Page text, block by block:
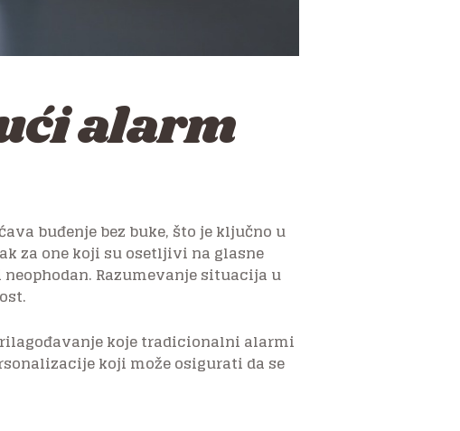
alarm
buđenje bez buke, što je ključno u
za one koji su osetljivi na glasne
Razumevanje situacija u
koje tradicionalni alarmi
koji može osigurati da se